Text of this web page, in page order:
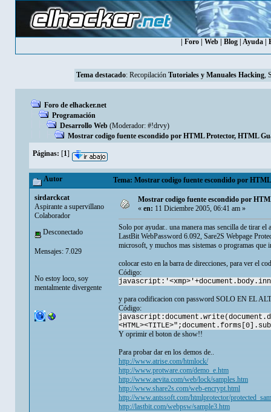
Foro| Web| Blog| Ayuda|
Tema destacado: Recopilación Tutoriales y Manuales Hacking,
Foro de elhacker.net
Programación
Desarrollo Web (Moderador: #!drvy)
Mostrar codigo fuente escondido por HTML Protector, HTML
Páginas: [1]
Autor Tema: Mostrar codigo fuente escondido por
sirdarckcat
Aspirante a supervillano
Colaborador
Desconectado
Mensajes: 7.029
No estoy loco, soy
mentalmente divergente
Mostrar codigo fuente escondido por
«en:11 Diciembre 2005, 06:41 am »
Solo por ayudar.. una manera mas sencilla de
LastBit WebPassword 6.092, Sare2S Webpage
microsoft, y muchos mas sistemas o programas que
colocar esto en la barra de direcciones, para ver el
Código:
y para codificacion con password SOLO EN EL
Código:
Y oprimir el boton de show!!
Para probar dar en los demos de..
http://www.atrise.com/htmlock/
http://www.protware.com/demo_e.htm
http://www.aevita.com/web/lock/samples.htm
http://www.share2s.com/web-encrypt.html
http://www.antssoft.com/htmlprotector/
http://lastbit.com/webpsw/sample3.htm